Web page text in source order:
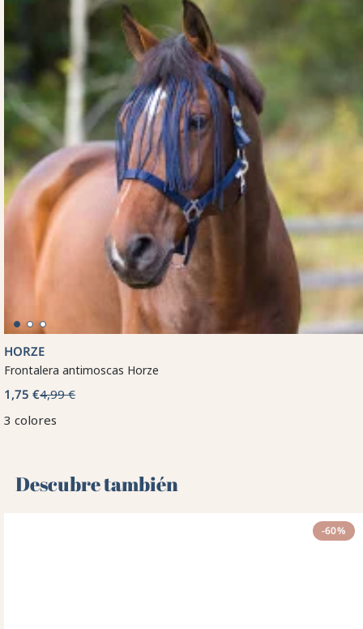
HORZE
Frontalera antimoscas Horze
1,75 €4,99 €
3 colores
Descubre también 🌻
-60%